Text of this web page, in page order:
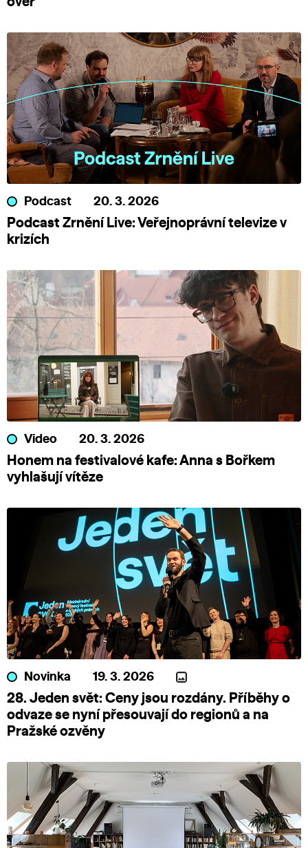
Podcast 20. 3. 2026
Podcast Zrnění Live: Veřejnoprávní televize v
krizích
Video 20. 3. 2026
Honem na festivalové kafe: Anna s Bořkem
vyhlašují vítěze
Novinka 19. 3. 2026
28. Jeden svět: Ceny jsou rozdány. Příběhy o
odvaze se nyní přesouvají do regionů a na
Pražské ozvěny